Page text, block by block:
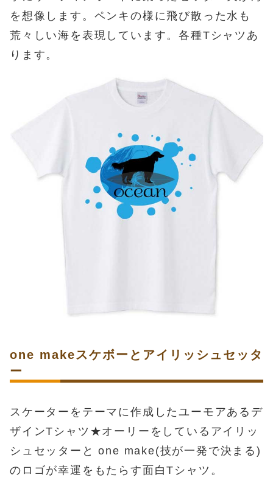
を想像します。ペンキの様に飛び散った水も
荒々しい海を表現しています。各種Tシャツあ
ります。
one makeスケボーとアイリッシュセッタ
ー
スケーターをテーマに作成したユーモアあるデ
ザインTシャツ★オーリーをしているアイリッ
シュセッターと one make(技が一発で決まる)
のロゴが幸運をもたらす面白Tシャツ。